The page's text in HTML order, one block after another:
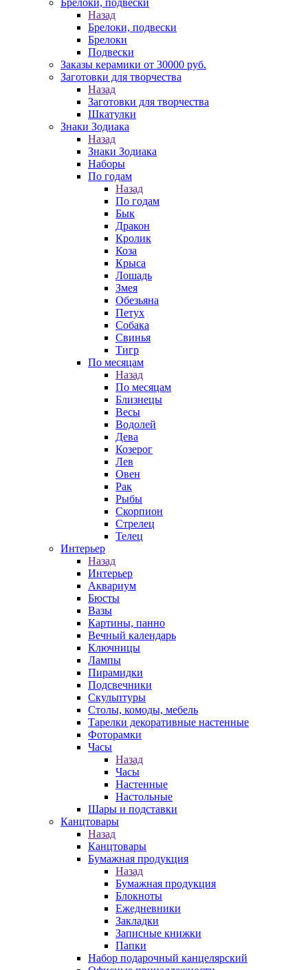
Брелоки, подвески
Назад
Брелоки, подвески
Брелоки
Подвески
Заказы керамики от 30000 руб.
Заготовки для творчества
Назад
Заготовки для творчества
Шкатулки
Знаки Зодиака
Назад
Знаки Зодиака
Наборы
По годам
Назад
По годам
Бык
Дракон
Кролик
Коза
Крыса
Лошадь
Змея
Обезьяна
Петух
Собака
Свинья
Тигр
По месяцам
Назад
По месяцам
Близнецы
Весы
Водолей
Дева
Козерог
Лев
Овен
Рак
Рыбы
Скорпион
Стрелец
Телец
Интерьер
Назад
Интерьер
Аквариум
Бюсты
Вазы
Картины, панно
Вечный календарь
Ключницы
Лампы
Пирамидки
Подсвечники
Скульптуры
Столы, комоды, мебель
Тарелки декоративные настенные
Фоторамки
Часы
Назад
Часы
Настенные
Настольные
Шары и подставки
Канцтовары
Назад
Канцтовары
Бумажная продукция
Назад
Бумажная продукция
Блокноты
Ежедневники
Закладки
Записные книжки
Папки
Набор подарочный канцелярский